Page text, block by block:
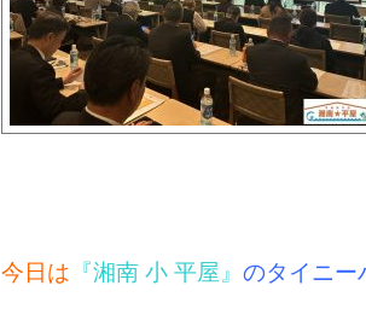
今日は 『湘南 小 平屋』 のタイニー